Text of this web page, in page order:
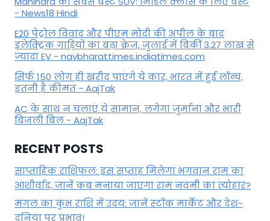
- News18 Hindi
E20 पेट्रोल विवाद और पीएम मोदी की अपील के बाद
इलेक्ट्रिक गाड़ियों का बढ़ा क्रेज, जुलाई में बिकीं 3.27 लाख से
ज्यादा EV - navbharattimes.indiatimes.com
सिर्फ 150 लोग ही खरीद पाएंगे ये कार, भारत में हुई लॉन्च,
इतनी है कीमत - AajTak
AC के साथ न चलाएं ये सामान, लगेगा जुर्माना और भारी
बिजली बिल - AajTak
RECENT POSTS
साप्ताहिक राशिफल: इस सप्ताह मिलेगा भगवान राम का
आशीर्वाद, जानें कब मनाया जाएगा राम नवमी का त्योहार?
मंगल का कुंभ राशि में उदय: जानें स्‍टॉक मार्केट और देश-
दुनिया पर प्रभाव!